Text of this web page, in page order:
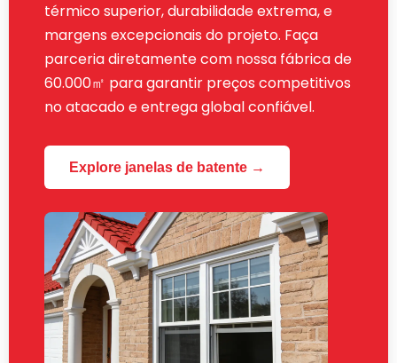
térmico superior, durabilidade extrema, e
margens excepcionais do projeto. Faça
parceria diretamente com nossa fábrica de
60.000㎡ para garantir preços competitivos
no atacado e entrega global confiável.
Explore janelas de batente →